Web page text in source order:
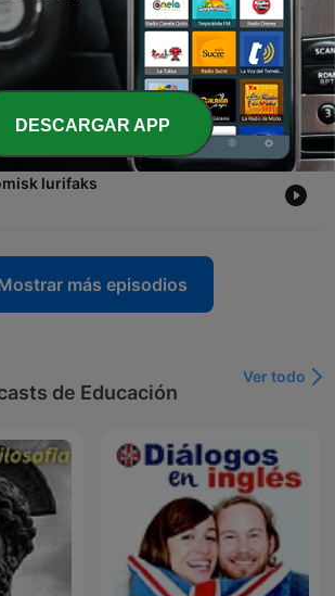
1 og 2
Programlederne starter episoden med å diskutere livet som single, inkludert deres beslutning om å delta på et singeltreff for underholdningens skyld. De utforsker også hvordan overgangsalderen kan fungere som et 'sannhetsserum' for personlig klarhet. Videre behandles flere lytterspørsmål knyttet til komplekse relasjoner, fra dilemmaet om å bli i et forhold med en utløpsdato, til tunge emner som barns psykiske helse og følelsen av svikt i vennskap. Episoden avslutter med råd om viktigheten av ærlig kommunikasjon gjennom bruk av «jeg»-setninger.
støtter eksen fremfor meg
lurifaks
más episodios
de Educación
Ver todo
DESCARGAR APP